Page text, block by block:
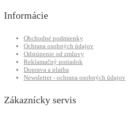
Informácie
Obchodné podmienky
Ochrana osobných údajov
Odstúpenie od zmluvy
Reklamačný poriadok
Doprava a platba
Newsletter - ochrana osobných údajov
Zákaznícky servis